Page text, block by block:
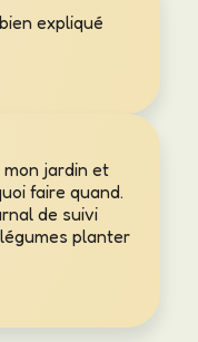
expliqué
mon jardin et
faire quand.
de suivi
planter